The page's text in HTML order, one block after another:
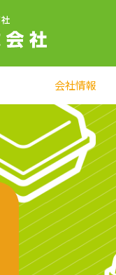
会社情報